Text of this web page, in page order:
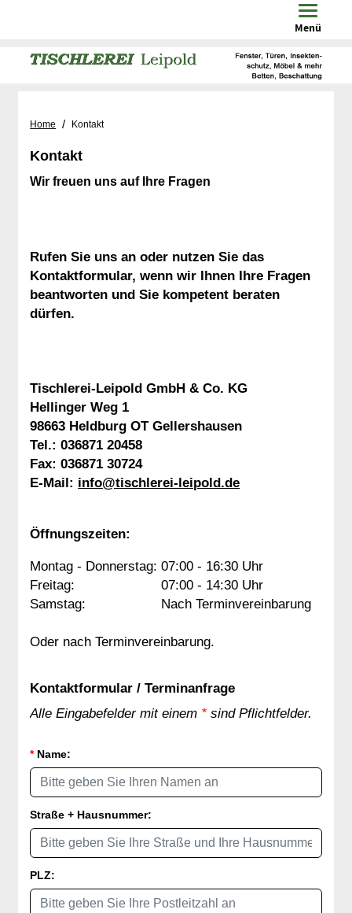
Toggle
Menü
Home / Kontakt
Kontakt
Wir freuen uns auf Ihre Fragen
Rufen Sie uns an oder nutzen Sie das
Kontaktformular, wenn wir Ihnen Ihre Fragen
beantworten und Sie kompetent beraten
dürfen.
Tischlerei-Leipold GmbH & Co. KG
Hellinger Weg 1
98663 Heldburg OT Gellershausen
Tel.:036871 20458
Fax: 036871 30724
E-Mail: info@tischlerei-leipold.de
Öffnungszeiten:
Montag - Donnerstag:07:00 - 16:30 Uhr
Freitag:
07:00 - 14:30 Uhr
Samstag:
Nach Terminvereinbarung
Oder nach Terminvereinbarung.
Kontaktformular / Terminanfrage
Alle Eingabefelder mit einem * sind Pflichtfelder.
*Name:
Straße + Hausnummer:
PLZ: